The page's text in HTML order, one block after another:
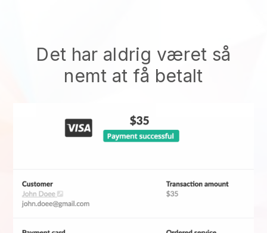
Det har aldrig været så
nemt at få betalt